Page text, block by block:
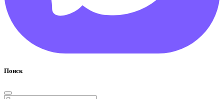
Поиск